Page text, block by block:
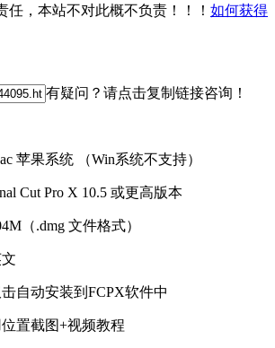
任，本站不对此概不负责！！！ 如何获得
有疑问？请点击复制链接咨询！
苹果系统 （Win系统不支持）
Cut Pro X 10.5 或更高版本
（.dmg 文件格式）
自动安装到FCPX软件中
置截图+视频教程